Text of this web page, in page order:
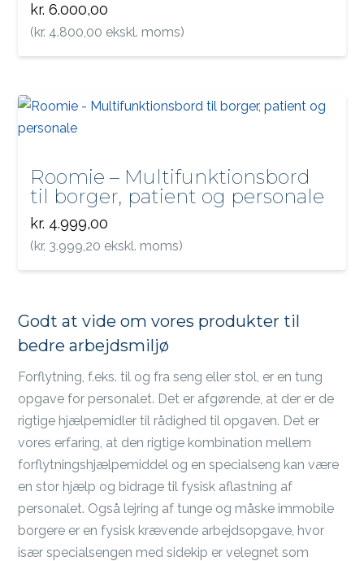
kr. 6.000,00
(kr. 4.800,00 ekskl. moms)
Roomie – Multifunktionsbord
til borger, patient og personale
kr. 4.999,00
(kr. 3.999,20 ekskl. moms)
Godt at vide om vores produkter til
bedre arbejdsmiljø
Forflytning, f.eks. til og fra seng eller stol, er en tung
opgave for personalet. Det er afgørende, at der er de
rigtige hjælpemidler til rådighed til opgaven. Det er
vores erfaring, at den rigtige kombination mellem
forflytningshjælpemiddel og en specialseng kan være
en stor hjælp og bidrage til fysisk aflastning af
personalet. Også lejring af tunge og måske immobile
borgere er en fysisk krævende arbejdsopgave, hvor
især specialsengen med sidekip er velegnet som